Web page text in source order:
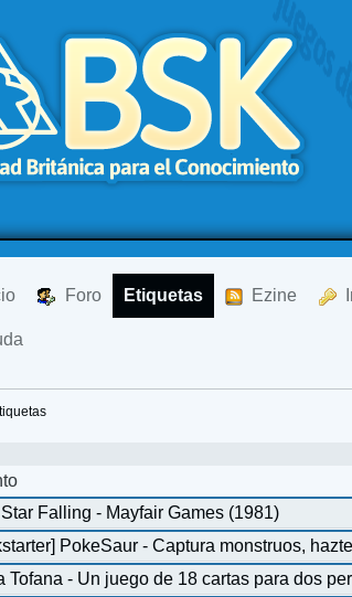
Foro Etiquetas Ezine
Falling - Mayfair Games (1981)
PokeSaur - Captura monstruos,
Tofana - Un juego de 18 cartas para dos